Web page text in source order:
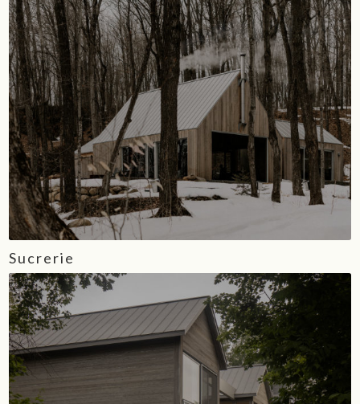
Sucrerie